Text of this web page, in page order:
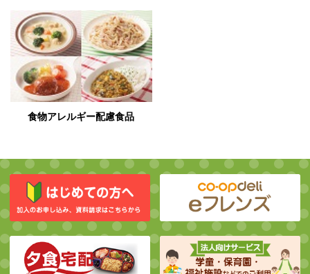
食物アレルギー配慮食品